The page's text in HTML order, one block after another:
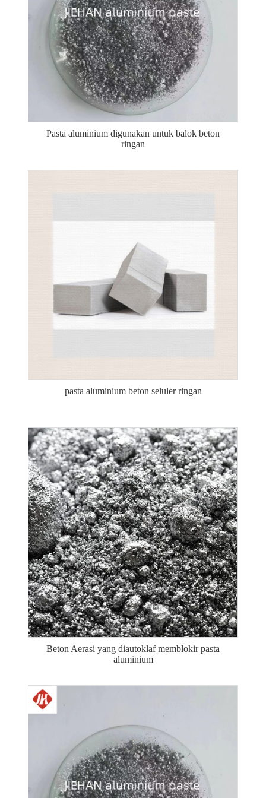
Pasta aluminium digunakan untuk balok beton
ringan
pasta aluminium beton seluler ringan
Beton Aerasi yang diautoklaf memblokir pasta
aluminium